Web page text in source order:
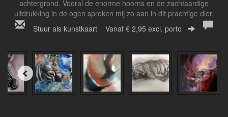
achtergrond. Vooral de enorme hoorns en de zachtaardige
uitdrukking in de ogen spreken mij zo aan in dit prachtige dier.
Stuur als kunstkaart Vanaf € 2,95 excl. porto